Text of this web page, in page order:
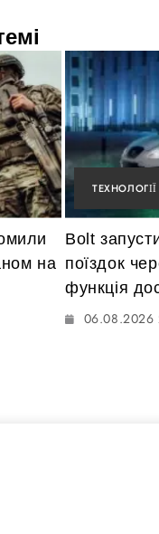
на
ТЕХНОЛОГІЇ
Bolt
поїздок
функція
06.08.2026